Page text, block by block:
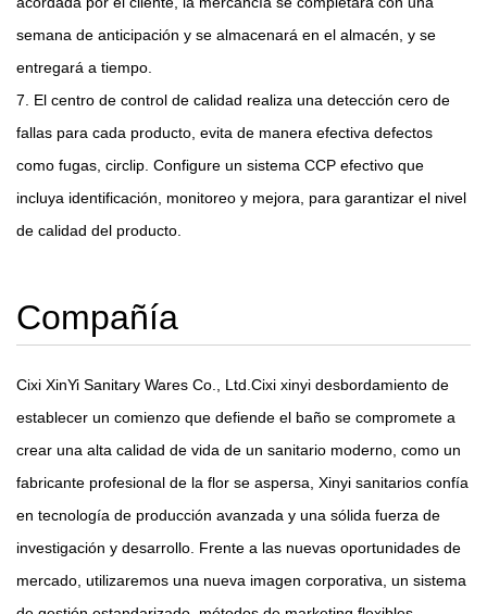
semana de anticipación y se almacenará en el almacén, y se
entregará a tiempo.
7. El centro de control de calidad realiza una detección cero de
fallas para cada producto, evita de manera efectiva defectos
como fugas, circlip. Configure un sistema CCP efectivo que
incluya identificación, monitoreo y mejora, para garantizar el nivel
de calidad del producto.
Compañía
Cixi XinYi Sanitary Wares Co., Ltd.Cixi xinyi desbordamiento de
establecer un comienzo que defiende el baño se compromete a
crear una alta calidad de vida de un sanitario moderno, como un
fabricante profesional de la flor se aspersa, Xinyi sanitarios confía
en tecnología de producción avanzada y una sólida fuerza de
investigación y desarrollo. Frente a las nuevas oportunidades de
mercado, utilizaremos una nueva imagen corporativa, un sistema